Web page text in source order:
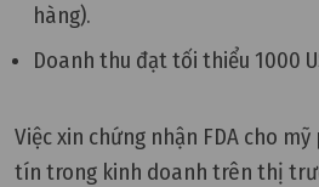
hàng).
Doanh thu đạt tối thiểu 1000
Việc xin chứng nhận FDA cho
tín trong kinh doanh trên thị